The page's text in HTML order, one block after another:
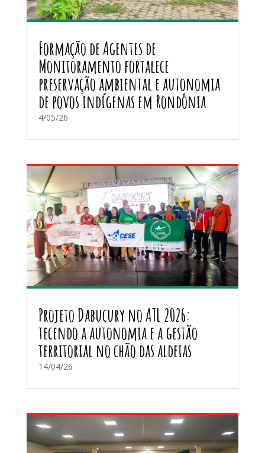
Formação de Agentes de
Monitoramento fortalece
preservação ambiental e autonomia
de povos indígenas em Rondônia
4/05/26
Projeto Dabucury no ATL 2026:
tecendo a autonomia e a gestão
territorial no chão das aldeias
14/04/26